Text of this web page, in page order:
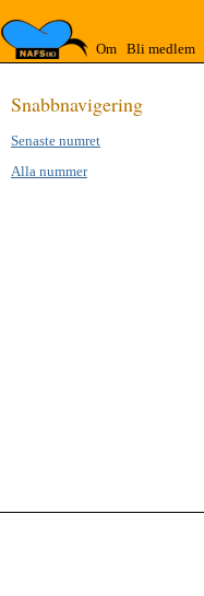
Om Bli medlem
Snabb­navigering
Senaste numret
Alla nummer